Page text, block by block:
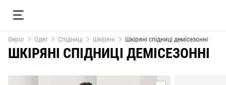
Gepur Одяг Спідниці Шкіряні Шкіряні спідниці демісезонні
ШКІРЯНІ СПІДНИЦІ ДЕМІСЕЗОННІ